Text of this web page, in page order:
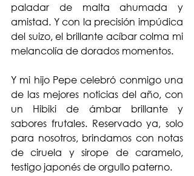
paladar de malta ahumada y
amistad. Y con la precisión impúdica
del suizo, el brillante acíbar colma mi
melancolía de dorados momentos.
Y mi hijo Pepe celebró conmigo una
de las mejores noticias del año, con
un Hibiki de ámbar brillante y
sabores frutales. Reservado ya, solo
para nosotros, brindamos con notas
de ciruela y sirope de caramelo,
testigo japonés de orgullo paterno.